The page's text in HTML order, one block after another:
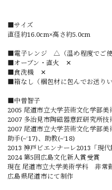
■サイズ
直径約16.0cm×高さ約5.0cm
■電子レンジ △（温め程度でご使
■オーブン・直火 ✕
■食洗機 ✕
■箱なし（梱包材に包んでお送りい
■中曽智子
2005 尾道市立大学芸術文化学部美
2007 多治見市陶磁器意匠研究所技
2007 尾道市立大学芸術文化学部美
助手(~‘17)、助教(~‘18)
2013 神戸ビエンナーレ2013「現
2024 第5回広島文化新人賞受賞
現在 尾道市立大学美術学科 非常
広島県尾道市にて制作